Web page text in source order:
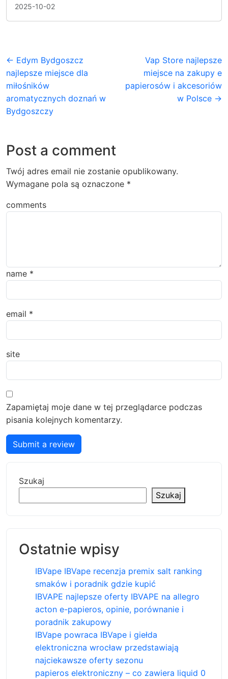
2025-10-02
← Edym Bydgoszcz
najlepsze miejsce dla
miłośników
aromatycznych doznań w
Bydgoszczy
Vap Store najlepsze
miejsce na zakupy e
papierosów i akcesoriów
w Polsce →
Post a comment
Twój adres email nie zostanie opublikowany.
Wymagane pola są oznaczone *
comments
name *
email *
site
Zapamiętaj moje dane w tej przeglądarce podczas
pisania kolejnych komentarzy.
Submit a review
Szukaj
Szukaj
Ostatnie wpisy
IBVape IBVape recenzja premix salt ranking
smaków i poradnik gdzie kupić
IBVAPE najlepsze oferty IBVAPE na allegro
acton e-papieros, opinie, porównanie i
poradnik zakupowy
IBVape powraca IBVape i giełda
elektroniczna wrocław przedstawiają
najciekawsze oferty sezonu
papieros elektroniczny – co zawiera liquid 0